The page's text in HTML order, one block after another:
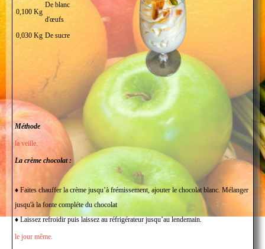
0,100 Kg
De blanc
d'œufs
0,030 Kg De sucre
Méthode
la veille.
La crème chocolat :
♦ Faites chauffer la crème jusqu’à frémissement, ajouter le chocolat blanc. Mélanger
jusqu'à la fonte compléte du chocolat
♦ Laissez refroidir puis laissez au réfrigérateur jusqu’au lendemain.
le jour même.